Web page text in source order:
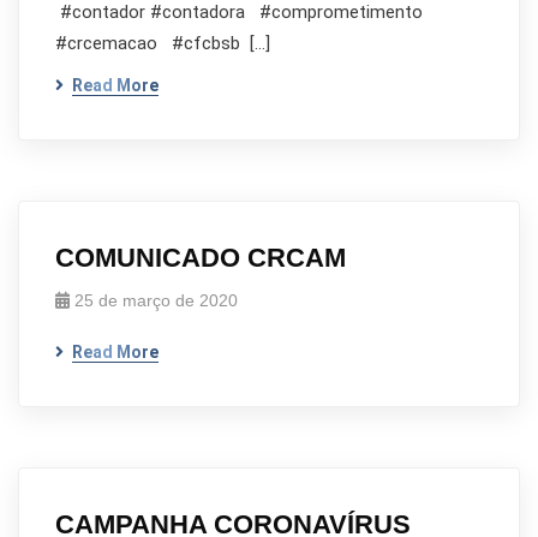
#contador #contadora #comprometimento
#crcemacao #cfcbsb […]
Read More
COMUNICADO CRCAM
25 de março de 2020
Read More
CAMPANHA CORONAVÍRUS